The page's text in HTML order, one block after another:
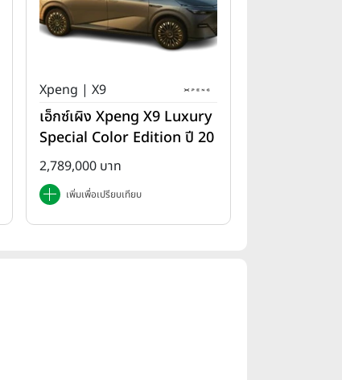
Xpeng | X9
เอ็กซ์เผิง Xpeng X9 Luxury
Special Color Edition ปี 20
25
2,789,000 บาท
เพิ่มเพื่อเปรียบเทียบ